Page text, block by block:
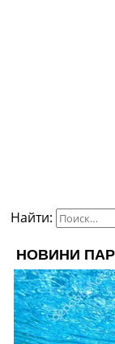
Найти: